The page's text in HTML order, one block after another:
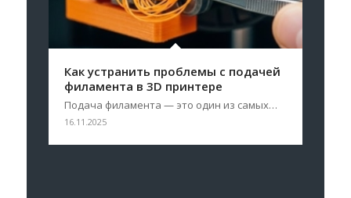
Как устранить проблемы с подачей
филамента в 3D принтере
Подача филамента — это один из самых…
16.11.2025